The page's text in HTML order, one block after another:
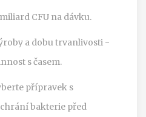
CFU na dávku.
a dobu trvanlivosti -
s časem.
přípravek s
bakterie před